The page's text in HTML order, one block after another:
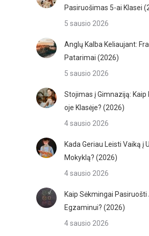
Pasiruošimas 5-ai Klasei
5 sausio 2026
Anglų Kalba Keliaujant:
Patarimai (2026)
5 sausio 2026
Stojimas į Gimnaziją: Kaip
oje Klasėje? (2026)
4 sausio 2026
Kada Geriau Leisti Vaiką į
Mokyklą? (2026)
4 sausio 2026
Kaip Sėkmingai Pasiruošti
Egzaminui? (2026)
4 sausio 2026